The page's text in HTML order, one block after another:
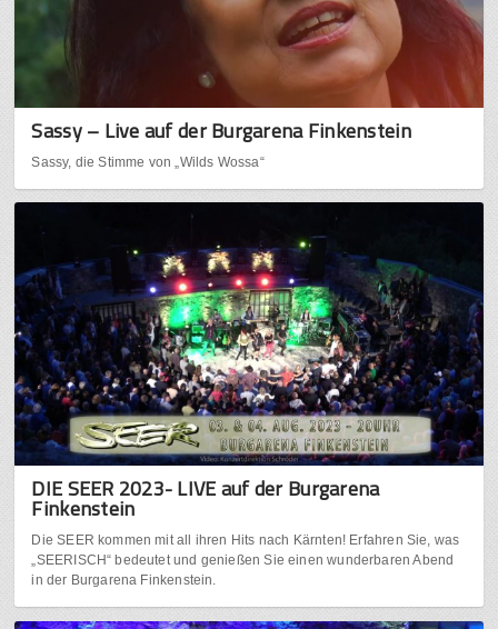
Sassy – Live auf der Burgarena Finkenstein
Sassy, die Stimme von „Wilds Wossa“
DIE SEER 2023- LIVE auf der Burgarena
Finkenstein
Die SEER kommen mit all ihren Hits nach Kärnten! Erfahren Sie, was
„SEERISCH“ bedeutet und genießen Sie einen wunderbaren Abend
in der Burgarena Finkenstein.